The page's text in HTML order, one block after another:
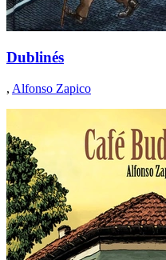
Dublinés
, Alfonso Zapico